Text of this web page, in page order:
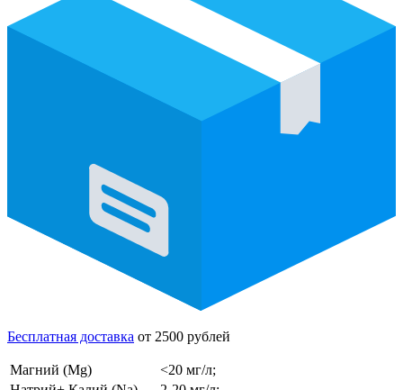
Бесплатная доставка от 2500 рублей
Магний (Mg)
<20 мг/л;